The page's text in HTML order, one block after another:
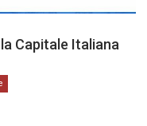
Capitale Italiana